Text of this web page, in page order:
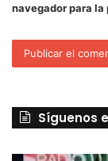
navegador para la
Síguenos